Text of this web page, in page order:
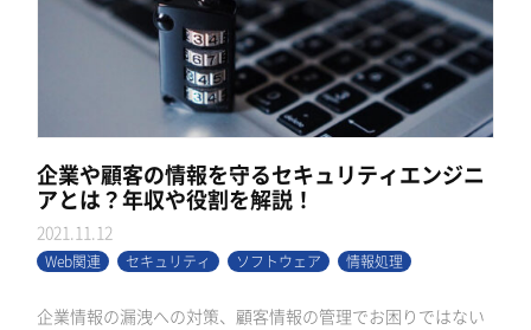
企業や顧客の情報を守るセキュリティエンジニ
アとは？年収や役割を解説！
2021.11.12
Web関連 セキュリティ ソフトウェア 情報処理
企業情報の漏洩への対策、顧客情報の管理でお困りではない